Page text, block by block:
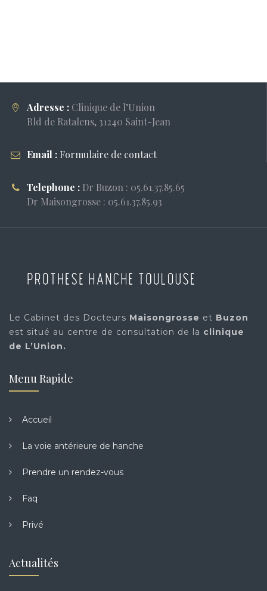
Adresse : Clinique de l’Union
Bld de Ratalens, 31240 Saint-Jean
Email : Formulaire de contact
Telephone : Dr Buzon : 05.61.37.85.65
Dr Maisongrosse : 05.61.37.85.93
Le Cabinet des Docteurs Maisongrosse et Buzon
est situé au centre de consultation de la clinique
de L’Union.
Menu Rapide
Accueil
La voie antérieure de hanche
Prendre un rendez-vous
Faq
Privé
Actualités